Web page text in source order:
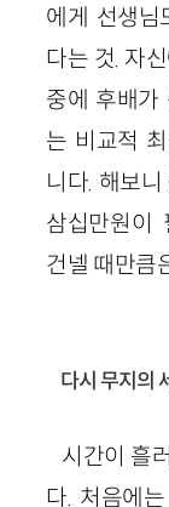
에게 선생님
다는 것. 자
중에 후배가
는 비교적
니다. 해보
삼십만원이
건넬 때만큼
다시 무지의
시간이 흘
다. 처음에